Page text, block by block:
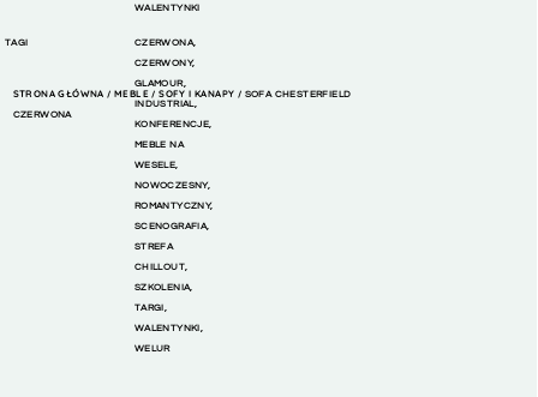
WALENTYNKI
TAGI CZERWONA,
CZERWONY,
GLAMOUR,
INDUSTRIAL
KONFERENCJE
MEBLE NA
WESELE
NOWOCZESNY,
ROMANTYCZNY,
SCENOGRAFIA
STREFA
CHILLOUT,
SZKOLENIA
TARGI
WALENTYNKI
WELUR
STRONA GŁÓWNA /MEBLE /SOFY I KANAPY / SOFA CHESTERFIELD
CZERWONA